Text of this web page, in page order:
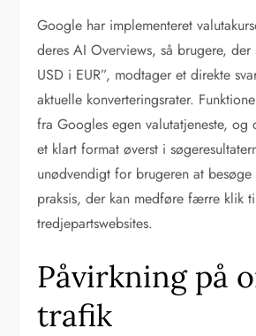
Google har implementeret
deres AI Overviews, så brugere,
USD i EUR”, modtager et direkte
aktuelle konverteringsrater.
fra Googles egen valutatjeneste, og
et klart format øverst i
unødvendigt for brugeren at
praksis, der kan medføre færre klik
tredjepartswebsites.
Påvirkning på
trafik